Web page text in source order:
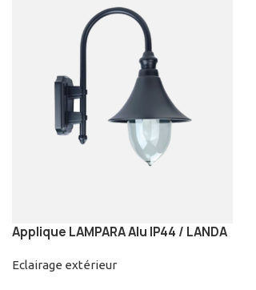
Applique LAMPARA Alu IP44 / LANDA
Eclairage extérieur